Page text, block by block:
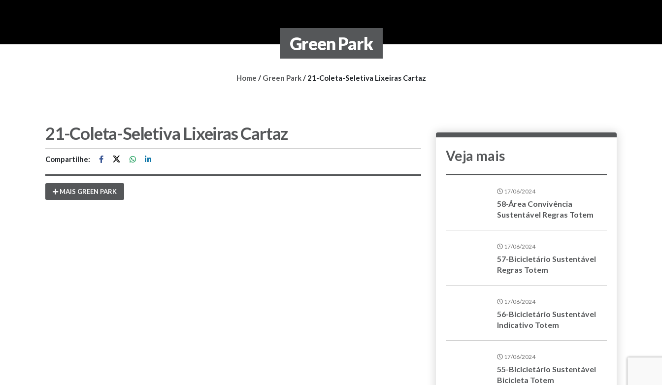
Green Park
Home / Green Park/ 21-Coleta-Seletiva Lixeiras Cartaz
21-Coleta-Seletiva Lixeiras Cartaz
Compartilhe:
MAIS GREEN PARK
Veja mais
17/06/2024
58-Área Convivência
Sustentável Regras Totem
17/06/2024
57-Bicicletário Sustentável
Regras Totem
17/06/2024
56-Bicicletário Sustentável
Indicativo Totem
17/06/2024
55-Bicicletário Sustentável
Bicicleta Totem